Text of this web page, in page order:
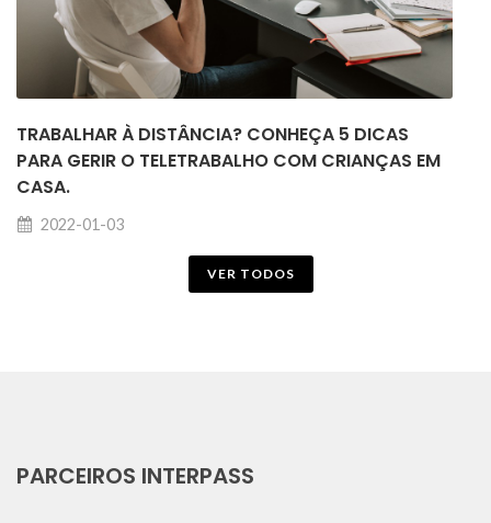
TRABALHAR À DISTÂNCIA? CONHEÇA 5 DICAS
PARA GERIR O TELETRABALHO COM CRIANÇAS EM
CASA.
2022-01-03
VER TODOS
PARCEIROS INTERPASS